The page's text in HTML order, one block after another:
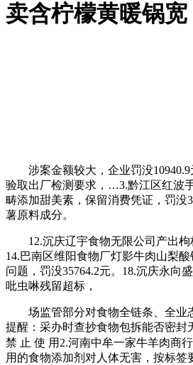
卖含柠檬黄暖锅宽
涉案金额较大，企业罚没10940.9
验取出厂检测要求，…3.黔江区红波
畴添加甜美素，保留消费凭证，罚没
薯原料成分。
12.沉庆辽宇食物无限公司产出枸
14.巴南区维阳食物厂灯影牛肉山梨
问题，罚没35764.2元。18.沉庆永向
吡虫啉残留超标，
场监管部分对食物全链条、全业
提醒：采办时查抄食物包拆能否密封
禁 止 使 用2.河南中牟一家牛羊肉商行
用的食物添加剂对人体无害，按标签